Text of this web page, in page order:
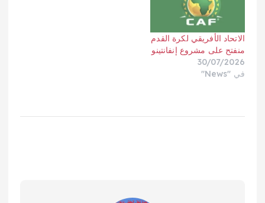
الاتحاد الأفريقي لكرة القدم
منفتح على مشروع إنفانتينو
30/07/2026
في "News"